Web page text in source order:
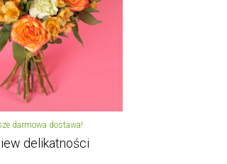
darmowa dostawa!
delikatności